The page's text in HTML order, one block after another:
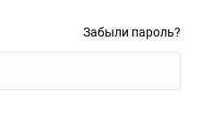
Забыли пароль?